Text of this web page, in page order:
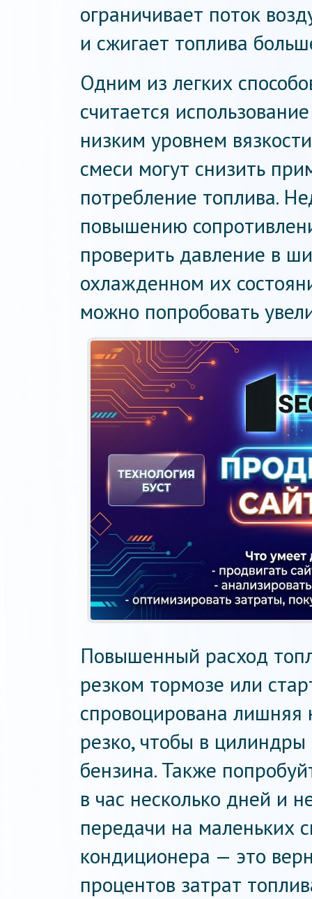
ограничивает поток
и сжигает топлива
Одним из легких
считается
низким уровнем
смеси могут снизить
потребление топлива.
повышению
проверить давление в
охлажденном их
можно попробовать
Повышенный расход
резком тормозе или
спровоцирована лишняя
резко, чтобы в
бензина. Также
в час несколько дней и
передачи на маленьких
кондиционера — это
процентов затрат